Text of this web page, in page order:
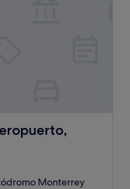
Trademark by
Monterrey